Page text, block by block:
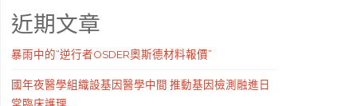
近期文章
暴雨中的“逆行者OSDER奧斯德材料報價”
國年夜醫學組織設基因醫學中間 推動基因檢測融進日